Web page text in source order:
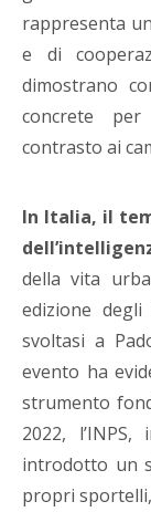
rappresenta
e di
dimostrano
concrete
contrasto ai
In Italia, il
della vita
edizione
svoltasi a
evento ha
strumento
2022,
introdotto un
propri sportelli,